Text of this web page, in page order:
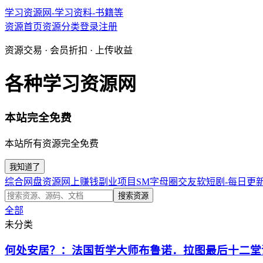
学习资源网-学习资料-书籍等
资源首页资源分类登录注册
资源交易 · 会员折扣 · 上传收益
各种学习资源网
本站完全免费
本站所有资源完全免费
我知道了
综合网盘资源 网上赚钱副业项目 SM字母圈交友软短剧-每日更
搜索资源
全部
未分类
何处安居？：法国哲学大师布鲁诺．拉图最后十二